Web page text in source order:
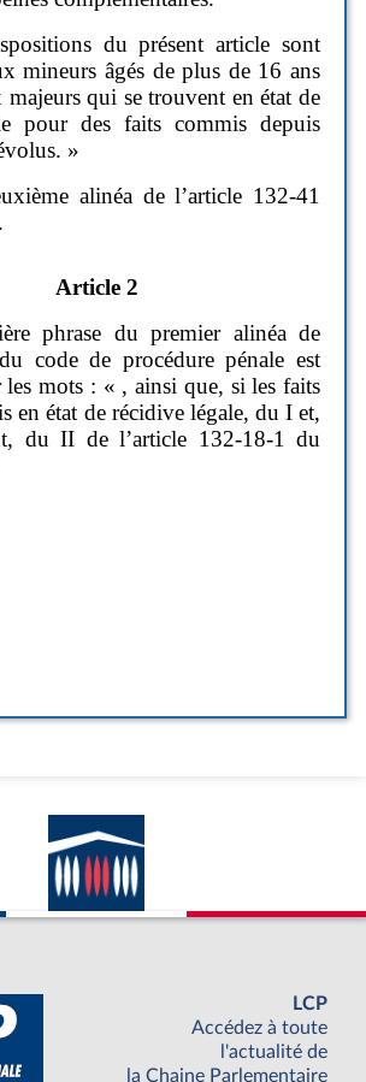
LCP
Accédez à toute
l'actualité de
la Chaine Parlementaire